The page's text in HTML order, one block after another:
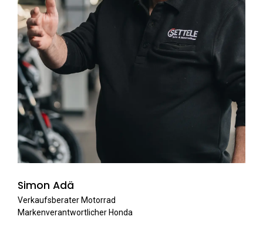
Simon Adä
Verkaufsberater Motorrad
Markenverantwortlicher Honda